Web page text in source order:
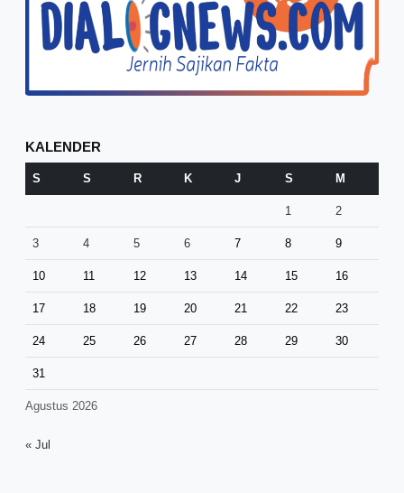
KALENDER
Agustus 2026
S S R K J S M
1 2
3 4 5 6 7 8 9
10 11 12 13 14 15 16
17 18 19 20 21 22 23
24 25 26 27 28 29 30
31
« Jul